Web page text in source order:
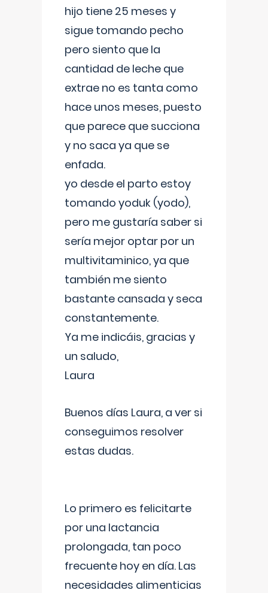
hijo tiene 25 meses y
sigue tomando pecho
pero siento que la
cantidad de leche que
extrae no es tanta como
hace unos meses, puesto
que parece que succiona
y no saca ya que se
enfada.
yo desde el parto estoy
tomando yoduk (yodo),
pero me gustaría saber si
sería mejor optar por un
multivitaminico, ya que
también me siento
bastante cansada y seca
constantemente.
Ya me indicáis, gracias y
un saludo,
Laura
Buenos días Laura, a ver si
conseguimos resolver
estas dudas.
Lo primero es felicitarte
por una lactancia
prolongada, tan poco
frecuente hoy en día. Las
necesidades alimenticias